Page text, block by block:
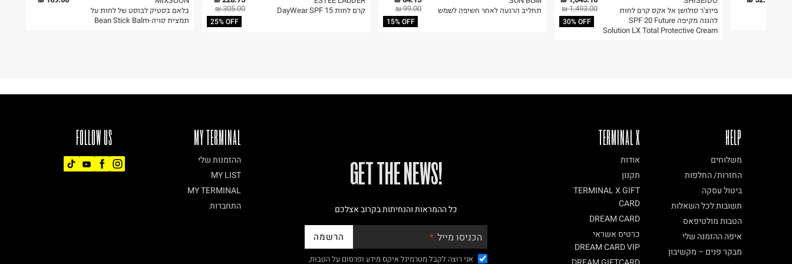
פריט זה הינו פריט שביר
בלאם בסטיק לבוסט של לחות על
תמצית סויה-Bean Stick Balm
305.00 ₪
25% OFF
קרם לחות DayWear SPF 15
99.00 ₪
15% OFF
תחליב הרגעה לאחר חשיפה לשמש
1,493.00 ₪
30% OFF
פיוצ'ר סולושן אל אקס קרם לחות
להגנה מקיפה SPF 20 Future
Solution LX Total Protective Cream
FOLLOW US MY TERMINAL
ההזמנות שלי
MY LIST
MY TERMINAL
התחברות
!GET THE NEWS
כל ההמראות והנחיתות בקרוב אצלכם
הכניסו מייל הרשמה
אני רוצה לקבל מטרמינל איקס מידע ופרסום על הטבות,
TERMINAL X
אודות
תקנון
TERMINAL X GIFT
CARD
DREAM CARD
כרטיס אשראי
DREAM CARD VIP
HELP
משלוחים
החזרות/ החלפות
ביטול עסקה
תשובות לכל השאלות
הטבות מולטיפאס
איפה ההזמנה שלי
מבקר פנים – מקשיבון